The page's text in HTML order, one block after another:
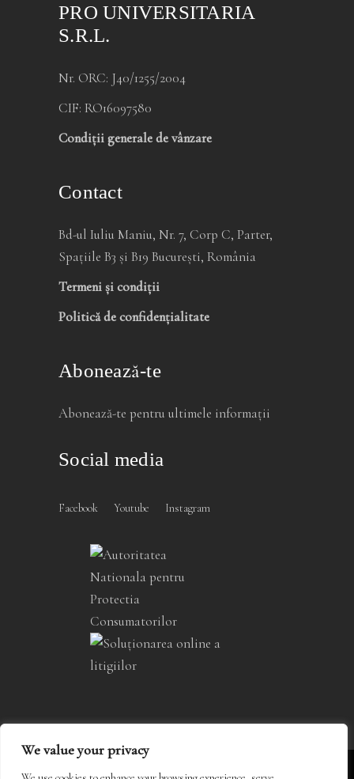
We value your privacy
PRO UNIVERSITARIA
S.R.L.
Nr. ORC: J40/1255/2004
CIF: RO16097580
Condiții generale de vânzare
Contact
Bd-ul Iuliu Maniu, Nr. 7, Corp C, Parter,
Spațiile B3 și B19 București, România
Termeni și condiții
Politică de confidențialitate
Abonează-te
Abonează-te pentru ultimele informații
Social media
Facebook Youtube Instagram
COPYRIGHT © 2004 – 2023